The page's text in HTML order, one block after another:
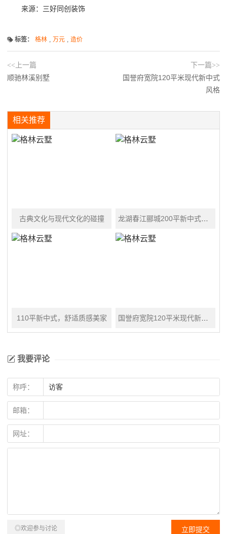
来源：三好同创装饰
标签： 格林 , 万元 , 造价
<<上一篇
顺驰林溪别墅
下一篇>>
国誉府宽院120平米现代新中式
风格
相关推荐
古典文化与现代文化的碰撞
110平新中式，舒适质感美家
我要评论
称呼：
邮箱：
网址：
◎欢迎参与讨论